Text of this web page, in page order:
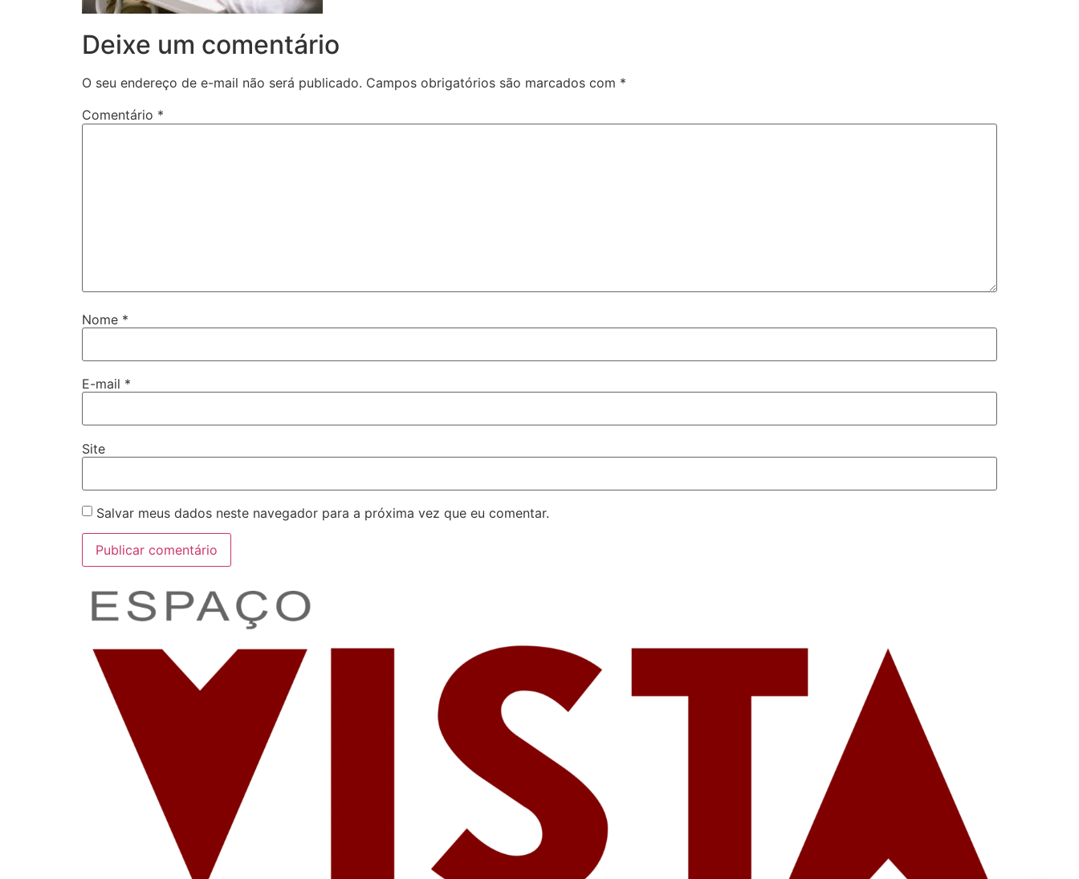
Deixe um comentário
O seu endereço de e-mail não será publicado. Campos obrigatórios são marcados com *
Comentário *
Nome *
E-mail *
Site
Salvar meus dados neste navegador para a próxima vez que eu comentar.